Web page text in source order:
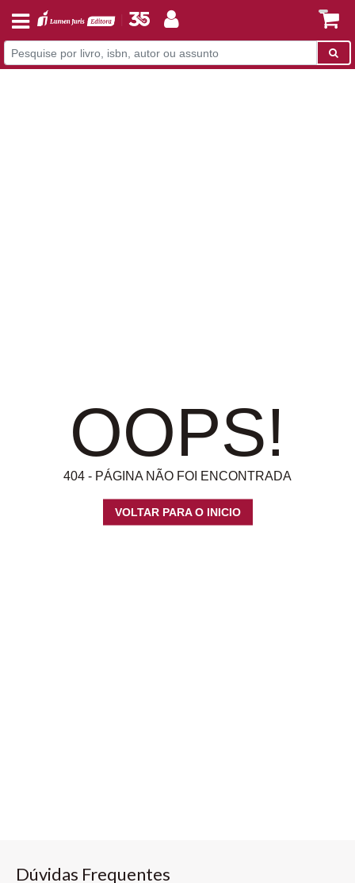
OOPS!
404 - PÁGINA NÃO FOI ENCONTRADA
VOLTAR PARA O INICIO
Dúvidas Frequentes